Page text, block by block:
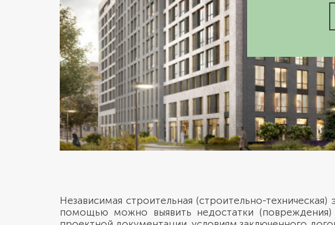
Независимая строительная (строительно-
помощью можно выявить недостатки (повреждения)